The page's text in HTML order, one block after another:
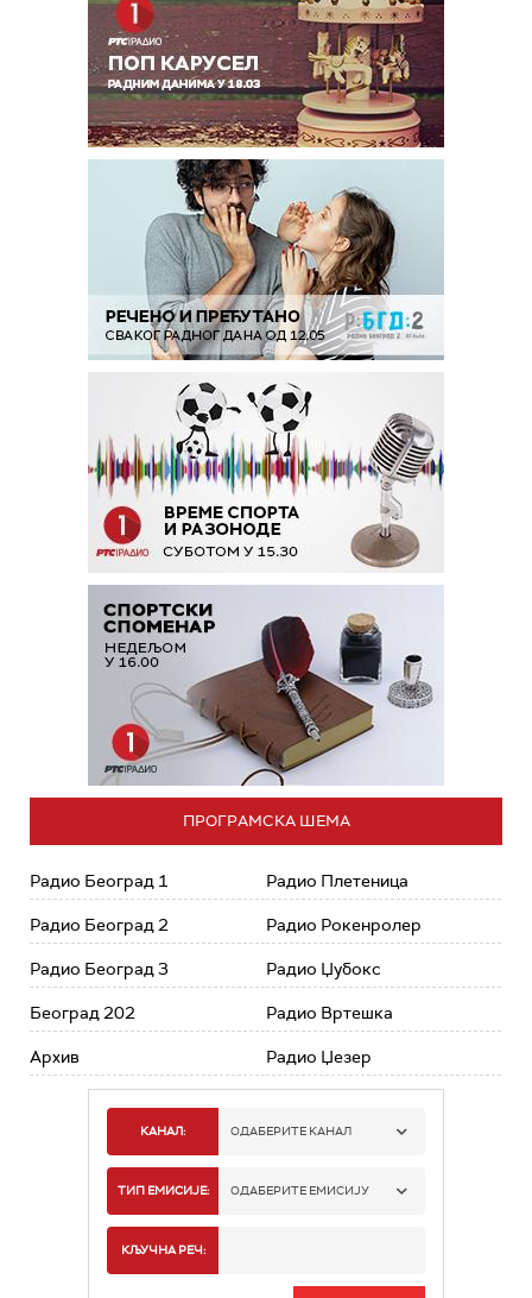
ПРОГРАМСКА ШЕМА
Радио Београд 1
Радио Београд 2
Радио Београд 3
Београд 202
Архив
Радио Плетеница
Радио Рокенролер
Радио Џубокс
Радио Вртешка
Радио Џезер
КАНАЛ: ОДАБЕРИТЕ КАНАЛ
РАДИО БЕОГРАД 1
РАДИО БЕОГРАД 3
ТИП ЕМИСИЈЕ: ОДАБЕРИТЕ ЕМИСИЈУ
КЉУЧНА РЕЧ: